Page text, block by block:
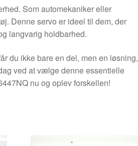
Som automekaniker eller
Denne servo er ideel til dem, der
langvarig holdbarhed.
du ikke bare en del, men en løsning,
ved at vælge denne essentielle
nu og oplev forskellen!